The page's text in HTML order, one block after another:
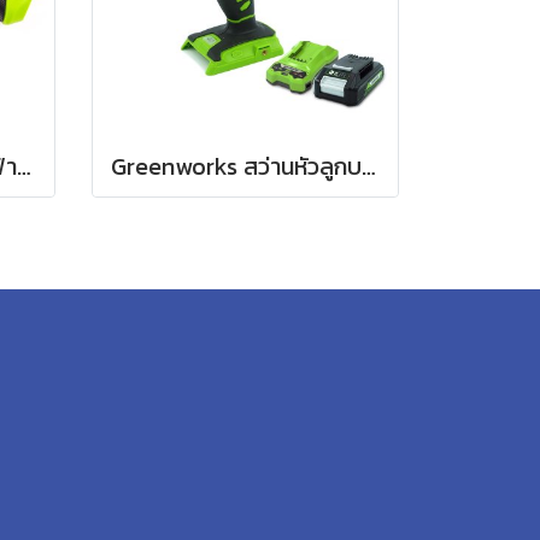
Greenworks ไขควงไฟฟ้า 4V Greenworks สว่านหัวลูกบล็อกแบตเตอรี่ ขนาด 24V พร้อมแบตเตอรี่(2 แอมป์)และแท่นชาร์จ